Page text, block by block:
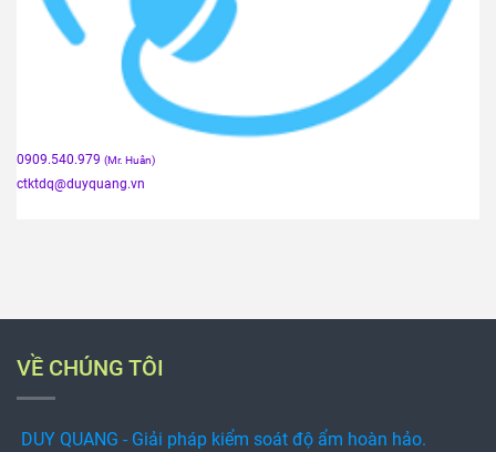
0909.540.979 (Mr. Huân)
ctktdq@duyquang.vn
VỀ CHÚNG TÔI
DUY QUANG - Giải pháp kiểm soát độ ẩm hoàn hảo.